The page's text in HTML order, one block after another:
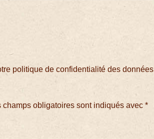
politique de confidentialité des données
champs obligatoires sont indiqués avec*